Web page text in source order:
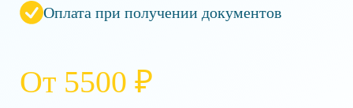
Оплата при получении документов
От 5500 ₽